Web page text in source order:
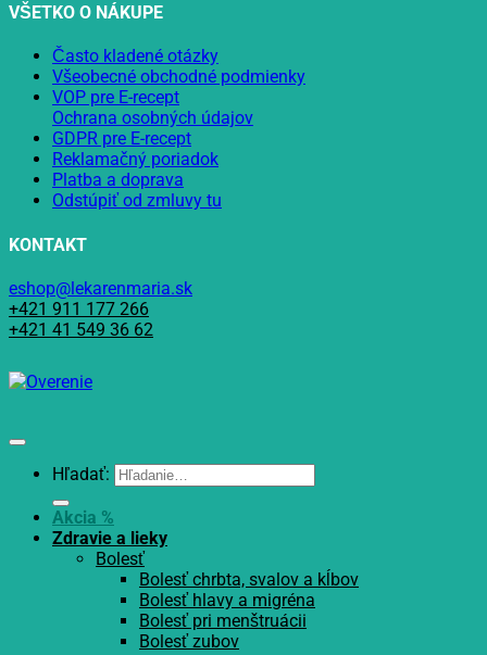
VŠETKO O NÁKUPE
Často kladené otázky
Všeobecné obchodné podmienky
VOP pre E-recept
Ochrana osobných údajov
GDPR pre E-recept
Reklamačný poriadok
Platba a doprava
Odstúpiť od zmluvy tu
KONTAKT
eshop@lekarenmaria.sk
+421 911 177 266
+421 41 549 36 62
Hľadať:
Akcia %
Zdravie a lieky
Bolesť
Bolesť chrbta, svalov a kĺbov
Bolesť hlavy a migréna
Bolesť pri menštruácii
Bolesť zubov